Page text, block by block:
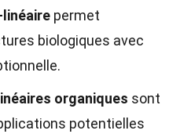
permet
biologiques avec
organiques sont
potentielles